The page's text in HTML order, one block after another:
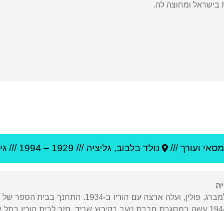
בישראל ומחוצה לה.
ועורך /// נולד בלבוב, גליציה ///
1929
–
1994
///
נולד בלמברג, פולין, ועלה ארצה עם
1944-1943 עשה במסגרת חברת נוער בקיבוץ שריד. חזר לבית